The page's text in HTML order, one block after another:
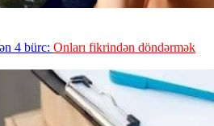
4 bürc: Onları fikrindən döndərmək